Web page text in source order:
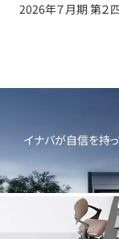
2026年７月期 第２四
イナバが自信を持